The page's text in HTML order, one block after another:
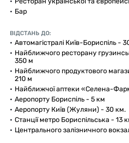
Бар
ВІДСТАНЬ ДО:
Автомагістралі Київ-Бориспіль -
Найближчого ресторану
350 м
Найближчого продуктового
210 м
Найближчої аптеки «Селена-
Аеропорту Бориспіль - 5 км
Аеропорту Київ (Жуляни) - 30 км.
Станції метро Бориспільська - 13
Центрального залізничного